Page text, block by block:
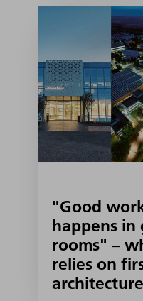
"Good
happens in
rooms" –
relies on
architecture